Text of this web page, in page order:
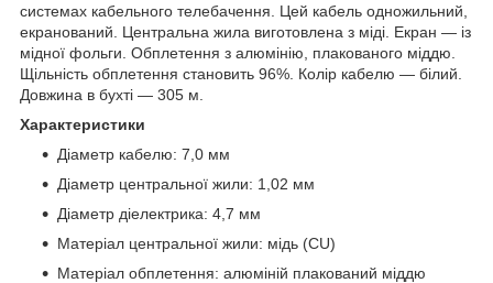
системах кабельного телебачення. Цей кабель одножильний,
екранований. Центральна жила виготовлена з міді. Екран — із
мідної фольги. Обплетення з алюмінію, плакованого міддю.
Щільність обплетення становить 96%. Колір кабелю — білий.
Довжина в бухті — 305 м.
Характеристики
Діаметр кабелю: 7,0 мм
Діаметр центральної жили: 1,02 мм
Діаметр діелектрика: 4,7 мм
Матеріал центральної жили: мідь (CU)
Матеріал обплетення: алюміній плакований міддю